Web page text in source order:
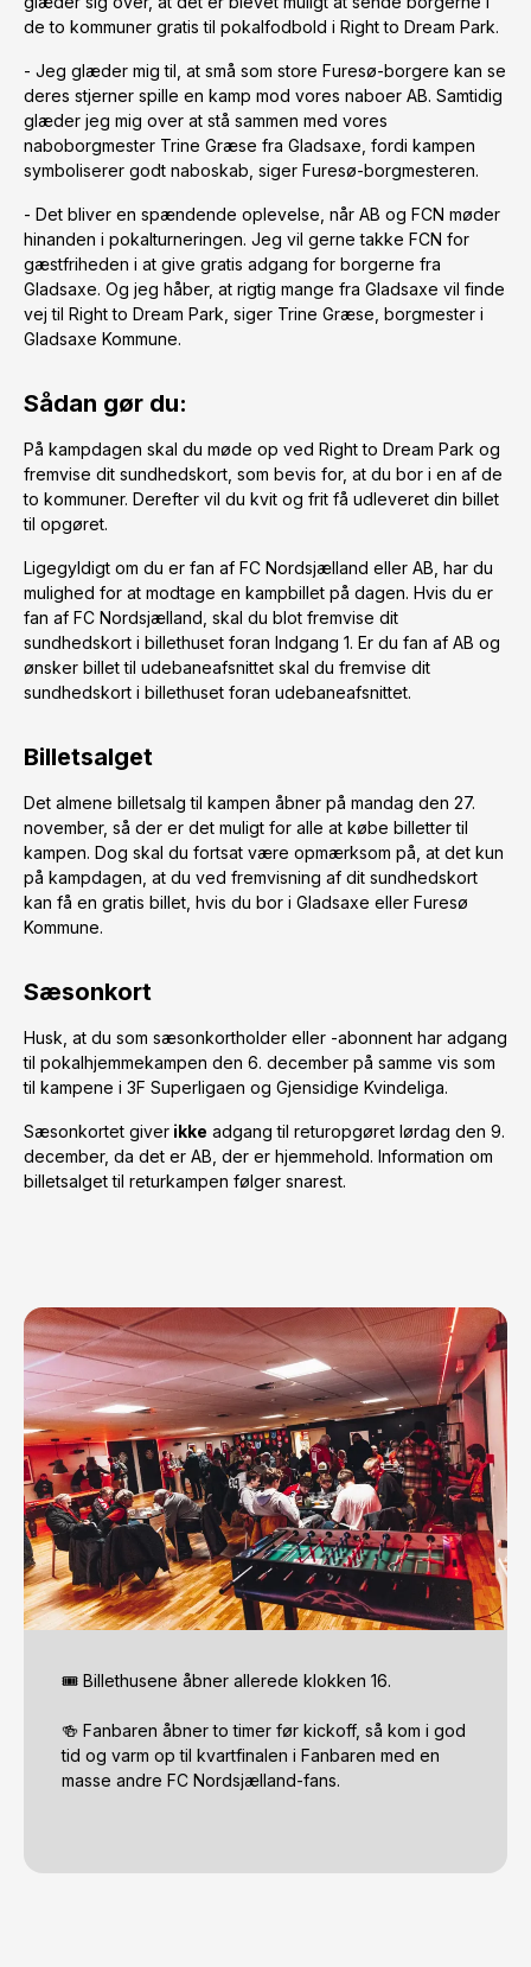
de to kommuner gratis til pokalfodbold i Right to Dream Park.
- Jeg glæder mig til, at små som store Furesø-borgere kan se
deres stjerner spille en kamp mod vores naboer AB. Samtidig
glæder jeg mig over at stå sammen med vores
naboborgmester Trine Græse fra Gladsaxe, fordi kampen
symboliserer godt naboskab, siger Furesø-borgmesteren.
- Det bliver en spændende oplevelse, når AB og FCN møder
hinanden i pokalturneringen. Jeg vil gerne takke FCN for
gæstfriheden i at give gratis adgang for borgerne fra
Gladsaxe. Og jeg håber, at rigtig mange fra Gladsaxe vil finde
vej til Right to Dream Park, siger Trine Græse, borgmester i
Gladsaxe Kommune.
Sådan gør du:
På kampdagen skal du møde op ved Right to Dream Park og
fremvise dit sundhedskort, som bevis for, at du bor i en af de
to kommuner. Derefter vil du kvit og frit få udleveret din billet
til opgøret.
Ligegyldigt om du er fan af FC Nordsjælland eller AB, har du
mulighed for at modtage en kampbillet på dagen. Hvis du er
fan af FC Nordsjælland, skal du blot fremvise dit
sundhedskort i billethuset foran Indgang 1. Er du fan af AB og
ønsker billet til udebaneafsnittet skal du fremvise dit
sundhedskort i billethuset foran udebaneafsnittet.
Billetsalget
Det almene billetsalg til kampen åbner på mandag den 27.
november, så der er det muligt for alle at købe billetter til
kampen. Dog skal du fortsat være opmærksom på, at det kun
på kampdagen, at du ved fremvisning af dit sundhedskort
kan få en gratis billet, hvis du bor i Gladsaxe eller Furesø
Kommune.
Sæsonkort
Husk, at du som sæsonkortholder eller -abonnent har adgang
til pokalhjemmekampen den 6. december på samme vis som
til kampene i 3F Superligaen og Gjensidige Kvindeliga.
Sæsonkortet giver ikke adgang til returopgøret lørdag den 9.
december, da det er AB, der er hjemmehold. Information om
billetsalget til returkampen følger snarest.
🎟 Billethusene åbner allerede klokken 16.
🍻 Fanbaren åbner to timer før kickoff, så kom i god
tid og varm op til kvartfinalen i Fanbaren med en
masse andre FC Nordsjælland-fans.